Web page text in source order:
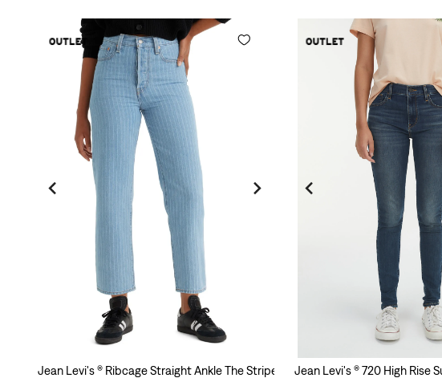
Jean Levi's ® Ribcage Straight Ankle The Stripe Is Right para Mujer
Jean Levi's ® 720 High Rise